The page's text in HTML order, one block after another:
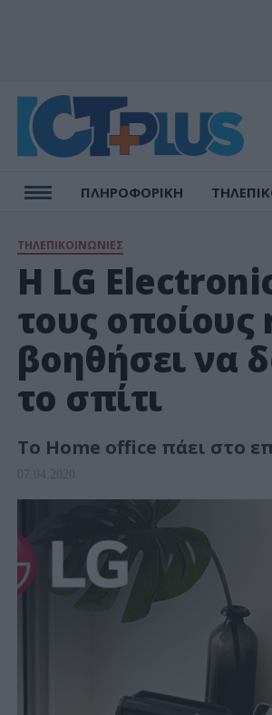
ΠΛΗΡΟΦΟΡΙΚΗ
ΤΗΛΕΠΙΚΟΙΝΩΝΙΕΣ
Η LG
τους οποίους
βοηθήσει να
το σπίτι
Το Home office πάει στο
07.04.2020